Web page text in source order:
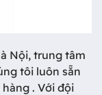
Nội, trung tâm
tôi luôn sẵn
. Với đội